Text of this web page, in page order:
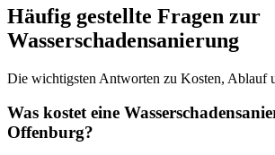
Häufig gestellte Fragen zur
Wasserschadensanierung
Die wichtigsten Antworten zu Kosten, Ablauf
Was kostet eine
Offenburg?